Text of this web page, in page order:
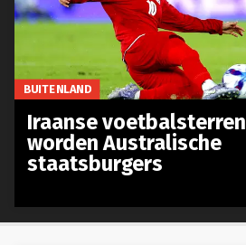
BUITENLAND
Iraanse voetbalsterren
worden Australische
staatsburgers